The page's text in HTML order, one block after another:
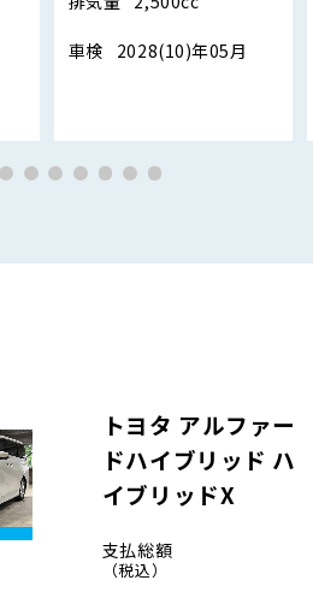
車検 2028(10)年05月
トヨタ アルファー
ドハイブリッド ハ
イブリッドX
支払総額
（税込）